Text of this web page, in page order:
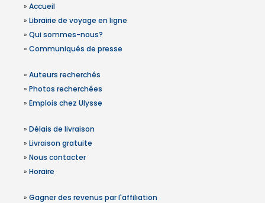
» Accueil
» Librairie de voyage en ligne
» Qui sommes-nous?
» Communiqués de presse
» Auteurs recherchés
» Photos recherchées
» Emplois chez Ulysse
» Délais de livraison
» Livraison gratuite
» Nous contacter
» Horaire
» Gagner des revenus par l'affiliation